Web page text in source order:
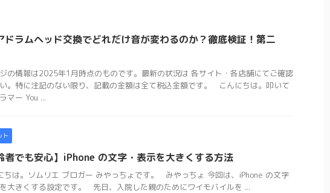
ドラムヘッド交換でどれだけ音が変わるのか？徹底検証！第二
の情報は2025年1月時点のものです。最新の状況は 各サイト・各店舗にてご確認
。特に注記のない限り、記載の金額は全て税込金額です。 こんにちは。叩いて
マー You ...
ト
者でも安心】iPhone の文字・表示を大きくする方法
ちは。ソムリエ ブロガー みやっちょです。 みやっちょ 今回は、iPhone の文字
大きくする設定です。 先日、入院した親のためにワイモバイルを ...